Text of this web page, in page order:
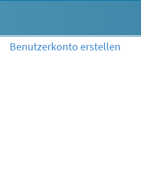
Benutzerkonto erstellen